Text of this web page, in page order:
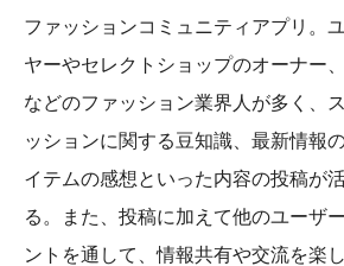
ファッションコミュニティアプリ。
ヤーやセレクトショップのオーナー
などのファッション業界人が多く、
ッションに関する豆知識、最新情報
イテムの感想といった内容の投稿が
る。また、投稿に加えて他のユーザ
ントを通して、情報共有や交流を楽